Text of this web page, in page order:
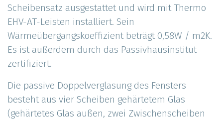
Scheibensatz ausgestattet und wird mit Thermo
EHV-AT-Leisten installiert. Sein
Wärmeübergangskoeffizient beträgt 0,58W / m2K.
Es ist außerdem durch das Passivhausinstitut
zertifiziert.
Die passive Doppelverglasung des Fensters
besteht aus vier Scheiben gehärtetem Glas
(gehärtetes Glas außen, zwei Zwischenscheiben